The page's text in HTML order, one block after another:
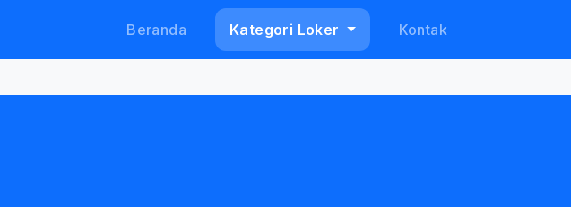
Beranda Kategori Loker Kontak